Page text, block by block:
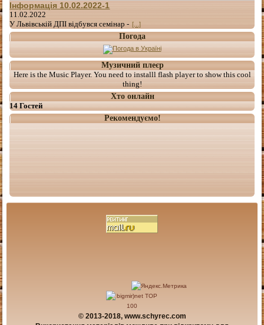
Інформація 10.02.2022-1
11.02.2022
У Львівській ДПІ відбувся семінар - [...]
Погода
Музичний плеєр
Here is the Music Player. You need to installl flash player to show this cool
thing!
Хто онлайн
14 Гостей
Рекомендуємо!
© 2013-2018, www.schyrec.com